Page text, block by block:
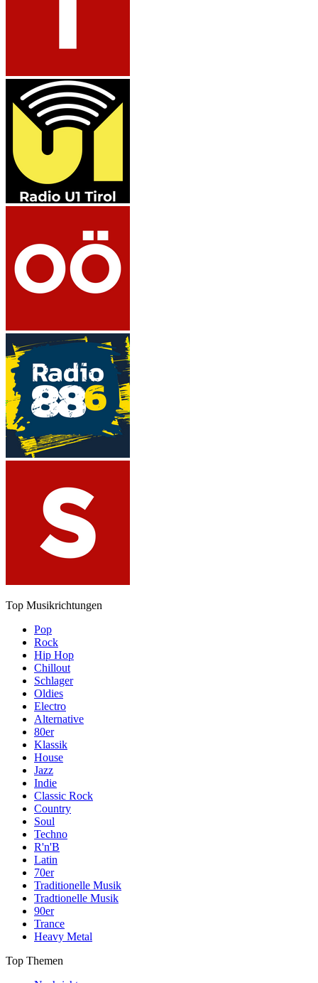
Top Musikrichtungen
Pop
Rock
Hip Hop
Chillout
Schlager
Oldies
Electro
Alternative
80er
Klassik
House
Jazz
Indie
Classic Rock
Country
Soul
Techno
R'n'B
Latin
70er
Traditionelle Musik
Tradtionelle Musik
90er
Trance
Heavy Metal
Top Themen